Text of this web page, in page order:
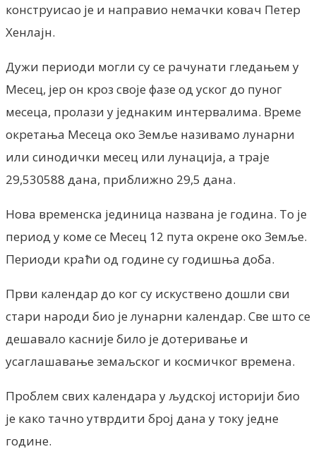
конструисао је и направио немачки ковач Петер
Хенлајн.
Дужи периоди могли су се рачунати гледањем у
Месец, јер он кроз своје фазе од уског до пуног
месеца, пролази у једнаким интервалима. Време
окретања Месеца око Земље називамо лунарни
или синодички месец или лунација, а траје
29,530588 дана, приближно 29,5 дана.
Нова временска јединица названа је година. То је
период у коме се Месец 12 пута окрене око Земље.
Периоди краћи од године су годишња доба.
Први календар до ког су искуствено дошли сви
стари народи био је лунарни календар. Све што се
дешавало касније било је дотеривање и
усаглашавање земаљског и космичког времена.
Проблем свих календара у људској историји био
је како тачно утврдити број дана у току једне
године.